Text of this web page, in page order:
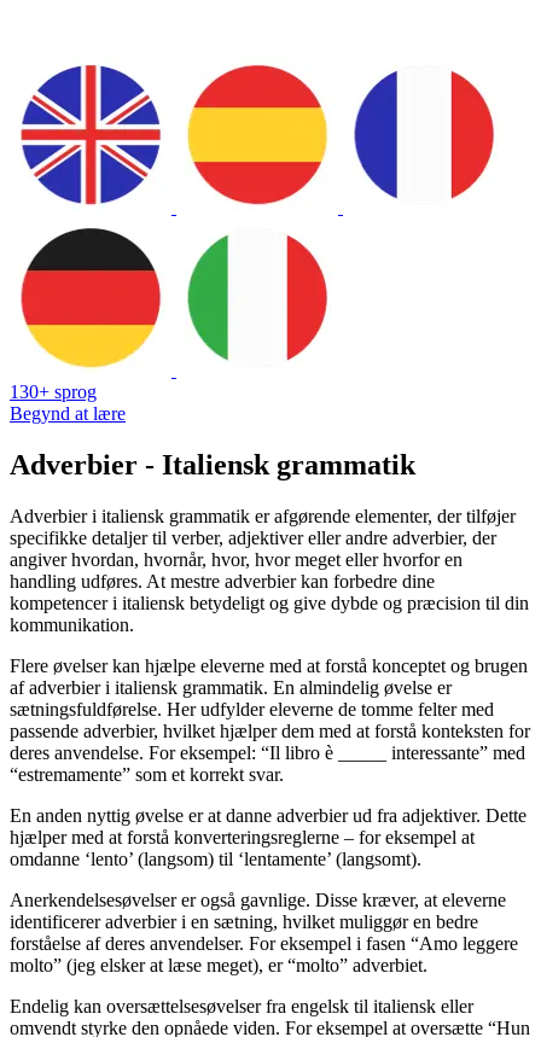
130+ sprog
Begynd at lære
Adverbier - Italiensk grammatik
Adverbier i italiensk grammatik er afgørende elementer, der tilføjer
specifikke detaljer til verber, adjektiver eller andre adverbier, der
angiver hvordan, hvornår, hvor, hvor meget eller hvorfor en
handling udføres. At mestre adverbier kan forbedre dine
kompetencer i italiensk betydeligt og give dybde og præcision til din
kommunikation.
Flere øvelser kan hjælpe eleverne med at forstå konceptet og brugen
af adverbier i italiensk grammatik. En almindelig øvelse er
sætningsfuldførelse. Her udfylder eleverne de tomme felter med
passende adverbier, hvilket hjælper dem med at forstå konteksten for
deres anvendelse. For eksempel: “Il libro è _____ interessante” med
“estremamente” som et korrekt svar.
En anden nyttig øvelse er at danne adverbier ud fra adjektiver. Dette
hjælper med at forstå konverteringsreglerne – for eksempel at
omdanne ‘lento’ (langsom) til ‘lentamente’ (langsomt).
Anerkendelsesøvelser er også gavnlige. Disse kræver, at eleverne
identificerer adverbier i en sætning, hvilket muliggør en bedre
forståelse af deres anvendelser. For eksempel i fasen “Amo leggere
molto” (jeg elsker at læse meget), er “molto” adverbiet.
Endelig kan oversættelsesøvelser fra engelsk til italiensk eller
omvendt styrke den opnåede viden. For eksempel at oversætte “Hun